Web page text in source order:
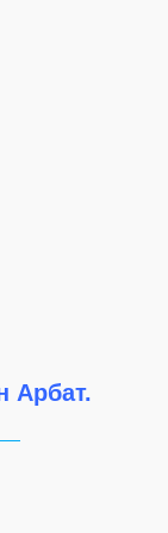
Арбат.